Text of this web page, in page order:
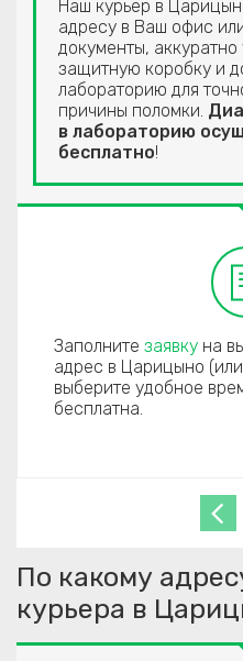
Наш курьер в
адресу в Ваш офис
документы, аккуратно
защитную коробку и
лабораторию для
причины поломки.
в лабораторию
бесплатно!
Заполните заявку на
адрес в Царицыно
выберите удобное
бесплатна.
По какому
курьера в